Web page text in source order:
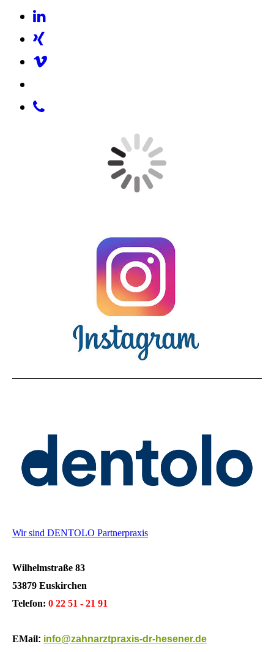
Wir sind DENTOLO Partnerpraxis
Wilhelmstraße 83
53879 Euskirchen
Telefon: 0 22 51 - 21 91
EMail: info@zahnarztpraxis-dr-hesener.de